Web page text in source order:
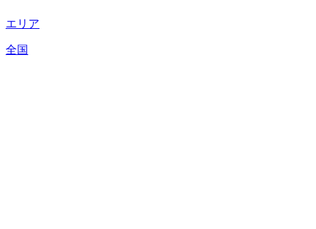
エリア
全国